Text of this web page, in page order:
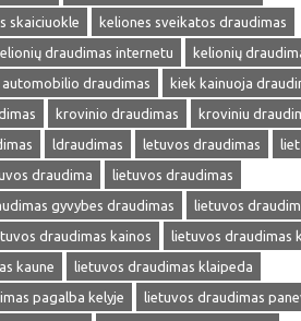
skaiciuokle
keliones sveikatos draudimas
draudimas internetu
kelionių
automobilio draudimas
kiek kainuoja
krovinio draudimas
kroviniu
ldraudimas letuvos draudimas
draudima
lietuvos draudimas
gyvybes draudimas
lietuvos
draudimas kainos
lietuvos draudimas
kaune
lietuvos draudimas klaipeda
pagalba kelyje
lietuvos draudimas